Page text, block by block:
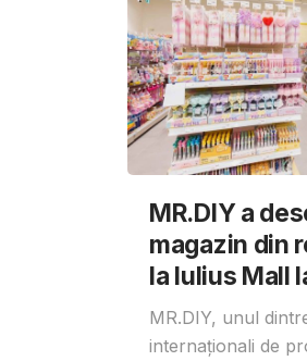
MR.DIY a
magazin din
la Iulius Mall
MR.DIY, unul
internaționali de